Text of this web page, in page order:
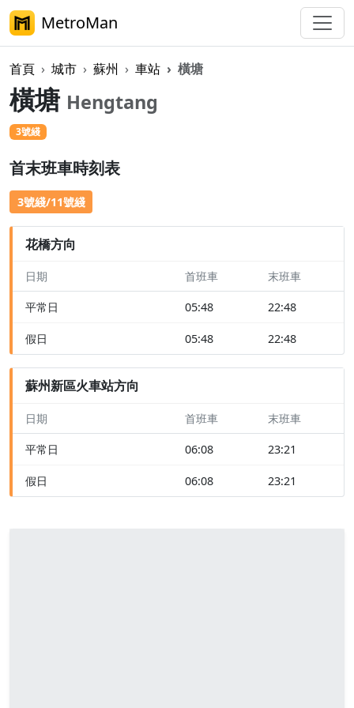
MetroMan
首頁 城市 蘇州 車站 橫塘
橫塘 Hengtang
3號綫
首末班車時刻表
3號綫/11號綫
花橋方向
日期 首班車 末班車
平常日 05:48 22:48
假日 05:48 22:48
蘇州新區火車站方向
日期 首班車 末班車
平常日 06:08 23:21
假日 06:08 23:21